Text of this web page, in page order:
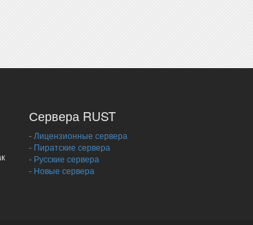
-Лицензионные сервера
Пиратские сервера
Русские сервера
Новые сервера